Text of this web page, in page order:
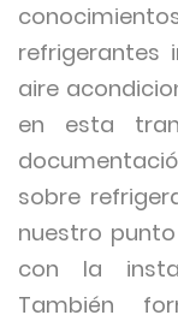
refrigerantes
aire
en esta
sobre
nuestro
con la
También